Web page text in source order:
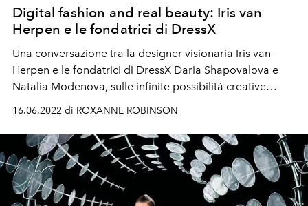
Digital fashion and real beauty: Iris van
Herpen e le fondatrici di DressX
Una conversazione tra la designer visionaria Iris van
Herpen e le fondatrici di DressX Daria Shapovalova e
Natalia Modenova, sulle infinite possibilità creative
16.06.2022 di ROXANNE ROBINSON